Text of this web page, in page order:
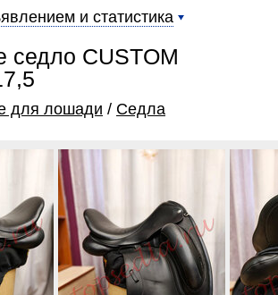
и статистика
седло CUSTOM
для лошади / Седла